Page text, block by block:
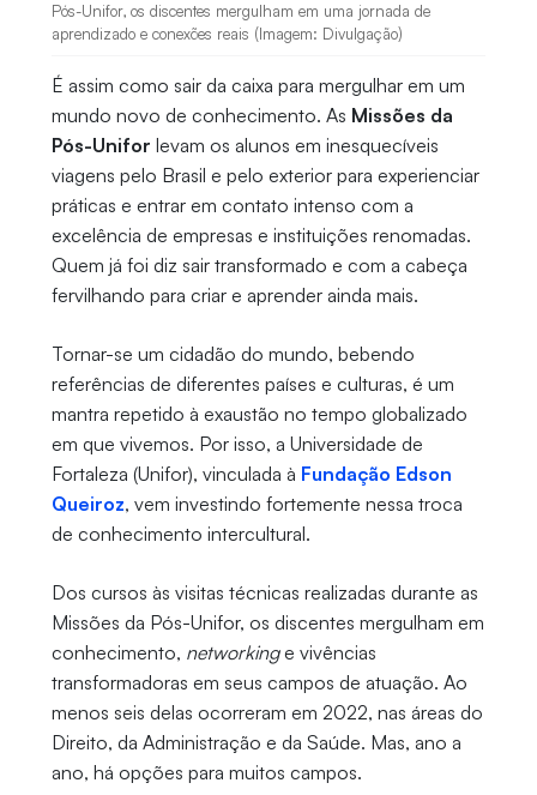
Pós-Unifor, os discentes mergulham em uma jornada de
aprendizado e conexões reais (Imagem: Divulgação)
É assim como sair da caixa para mergulhar em um
mundo novo de conhecimento. As Missões da
Pós-Unifor levam os alunos em inesquecíveis
viagens pelo Brasil e pelo exterior para experienciar
práticas e entrar em contato intenso com a
excelência de empresas e instituições renomadas.
Quem já foi diz sair transformado e com a cabeça
fervilhando para criar e aprender ainda mais.
Tornar-se um cidadão do mundo, bebendo
referências de diferentes países e culturas, é um
mantra repetido à exaustão no tempo globalizado
em que vivemos. Por isso, a Universidade de
Fortaleza (Unifor), vinculada à Fundação Edson
Queiroz, vem investindo fortemente nessa troca
de conhecimento intercultural.
Dos cursos às visitas técnicas realizadas durante as
Missões da Pós-Unifor, os discentes mergulham em
conhecimento, networkinge vivências
transformadoras em seus campos de atuação. Ao
menos seis delas ocorreram em 2022, nas áreas do
Direito, da Administração e da Saúde. Mas, ano a
ano, há opções para muitos campos.